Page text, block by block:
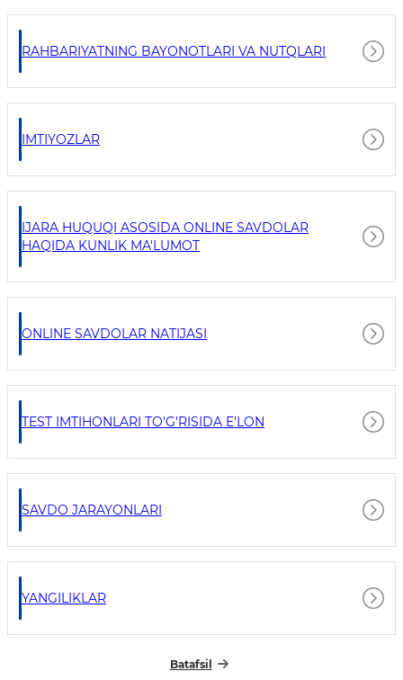
RAHBARIYATNING BAYONOTLARI VA NUTQLARI
IMTIYOZLAR
IJARA HUQUQI ASOSIDA ONLINE SAVDOLAR
HAQIDA KUNLIK MA'LUMOT
ONLINE SAVDOLAR NATIJASI
TEST IMTIHONLARI TO'G'RISIDA E'LON
SAVDO JARAYONLARI
YANGILIKLAR
Batafsil